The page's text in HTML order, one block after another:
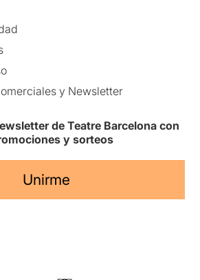
y Newsletter
de Teatre Barcelona con
y sorteos
Unirme